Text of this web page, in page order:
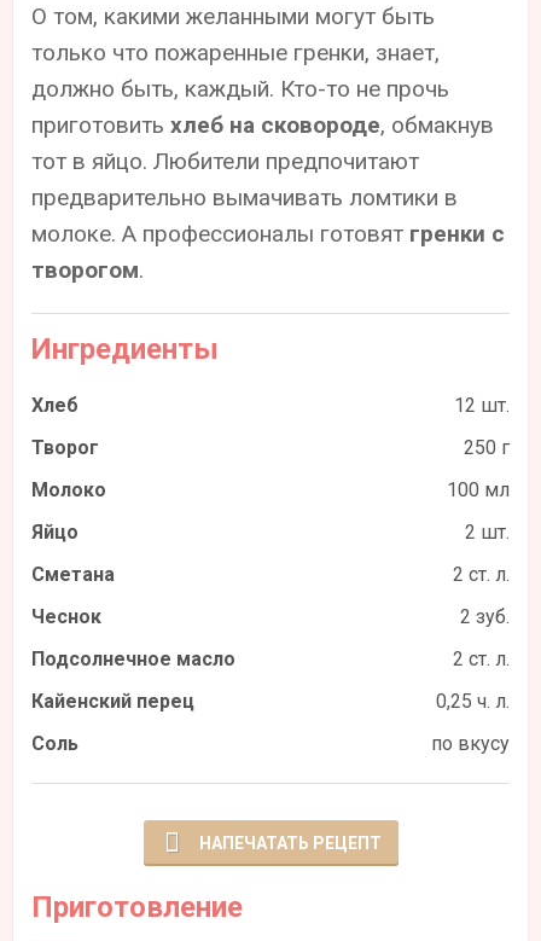
О том, какими желанными могут быть
только что пожаренные гренки, знает,
должно быть, каждый. Кто-то не прочь
приготовитьхлеб на сковороде, обмакнув
тот в яйцо. Любители предпочитают
предварительно вымачивать ломтики в
молоке. А профессионалы готовят гренки с
творогом.
Ингредиенты
Хлеб
12 шт.
Творог
250 г
Молоко
100 мл
Яйцо
2 шт.
Сметана
2 ст. л.
Чеснок
2 зуб.
Подсолнечное масло
2 ст. л.
Кайенский перец
0,25 ч. л.
Соль
по вкусу
НАПЕЧАТАТЬ РЕЦЕПТ
Приготовление